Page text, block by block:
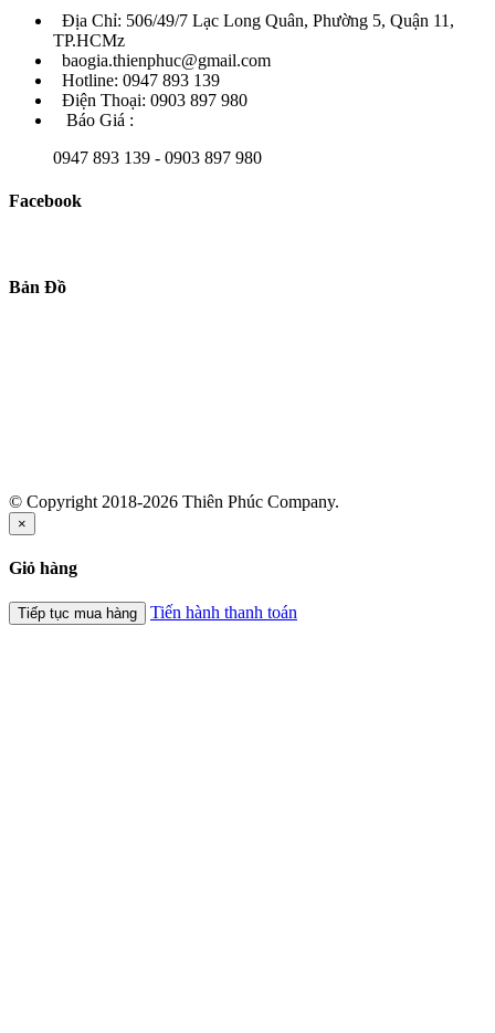
Địa Chỉ: 506/49/7 Lạc Long Quân, Phường 5, Quận 11,
TP.HCMz
baogia.thienphuc@gmail.com
Hotline: 0947 893 139
Điện Thoại: 0903 897 980
Báo Giá :
0947 893 139 - 0903 897 980
Facebook
Bản Đồ
© Copyright 2018-2026 Thiên Phúc Company.
×
Giỏ hàng
Tiếp tục mua hàng Tiến hành thanh toán